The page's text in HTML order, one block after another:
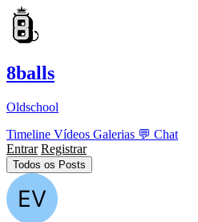
8balls
Oldschool
Timeline Vídeos Galerias 💬 Chat
Entrar Registrar
Todos os Posts